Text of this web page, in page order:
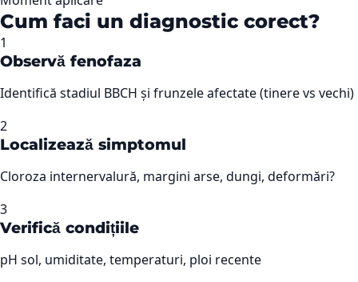
Cum faci un diagnostic corect?
1
Observă fenofaza
Identifică stadiul BBCH și frunzele afectate (tinere vs vechi)
2
Localizează simptomul
Cloroza internervalură, margini arse, dungi, deformări?
3
Verifică condițiile
pH sol, umiditate, temperaturi, ploi recente